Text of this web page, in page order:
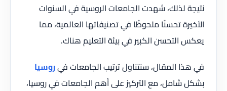
نتيجة لذلك، شهدت الجامعات الروسية في السنوات
الأخيرة تحسنًا ملحوظًا في تصنيفاتها العالمية، مما
يعكس التحسن الكبير في بيئة التعليم هناك.
في هذا المقال، سنتناول ترتيب الجامعات فيروسيا
بشكل شامل، مع التركيز على أهم الجامعات في روسيا،